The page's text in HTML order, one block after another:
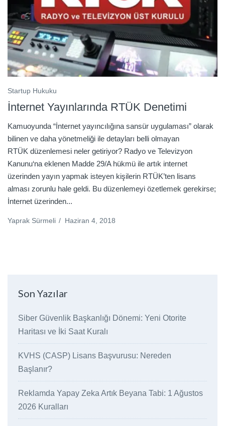
Startup Hukuku
İnternet Yayınlarında RTÜK Denetimi
Kamuoyunda “İnternet yayıncılığına sansür uygulaması” olarak
bilinen ve daha yönetmeliği ile detayları belli olmayan
RTÜK düzenlemesi neler getiriyor? Radyo ve Televizyon
Kanunu‘na eklenen Madde 29/A hükmü ile artık internet
üzerinden yayın yapmak isteyen kişilerin RTÜK’ten lisans
alması zorunlu hale geldi. Bu düzenlemeyi özetlemek gerekirse;
İnternet üzerinden...
Yaprak Sürmeli / Haziran 4, 2018
Son Yazılar
Siber Güvenlik Başkanlığı Dönemi: Yeni Otorite
Haritası ve İki Saat Kuralı
KVHS (CASP) Lisans Başvurusu: Nereden
Başlanır?
Reklamda Yapay Zeka Artık Beyana Tabi: 1 Ağustos
2026 Kuralları